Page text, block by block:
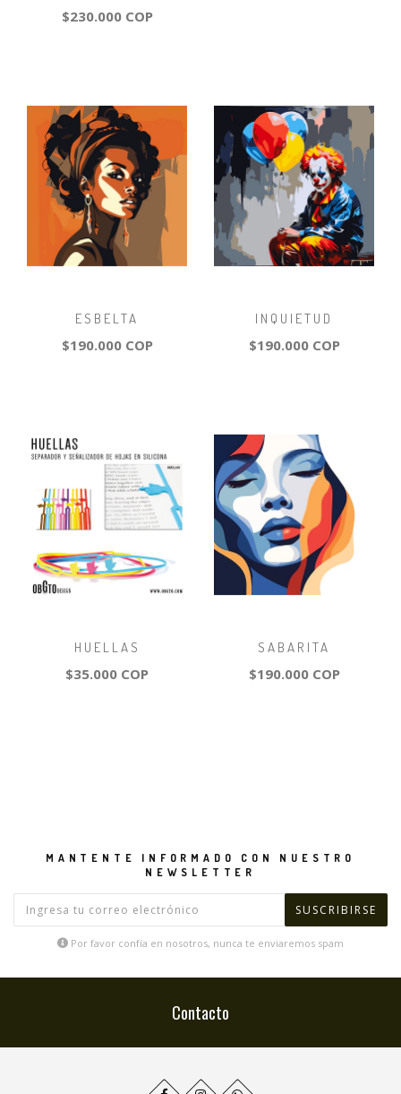
$230.000 COP
ESBELTA
$190.000 COP
INQUIETUD
$190.000 COP
HUELLAS
$35.000 COP
SABARITA
$190.000 COP
MANTENTE INFORMADO CON NUESTRO
NEWSLETTER
Por favor confía en nosotros, nunca te enviaremos spam
Contacto